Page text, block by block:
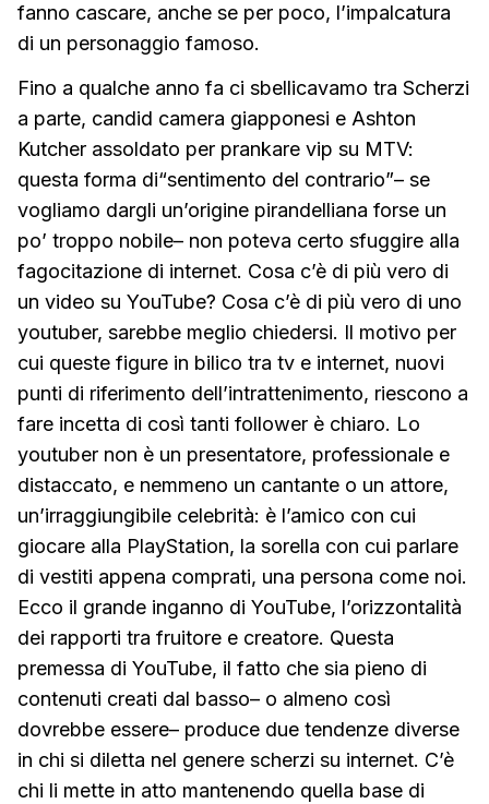
fanno cascare, anche se per poco, l’impalcatura
di un personaggio famoso.
Fino a qualche anno fa ci sbellicavamo tra Scherzi
a parte, candid camera giapponesi e Ashton
Kutcher assoldato per prankare vip su MTV:
questa forma di“sentimento del contrario”– se
vogliamo dargli un’origine pirandelliana forse un
po’ troppo nobile– non poteva certo sfuggire alla
fagocitazione di internet. Cosa c’è di più vero di
un video su YouTube? Cosa c’è di più vero di uno
youtuber, sarebbe meglio chiedersi. Il motivo per
cui queste figure in bilico tra tv e internet, nuovi
punti di riferimento dell’intrattenimento, riescono a
fare incetta di così tanti follower è chiaro. Lo
youtuber non è un presentatore, professionale e
distaccato, e nemmeno un cantante o un attore,
un’irraggiungibile celebrità: è l’amico con cui
giocare alla PlayStation, la sorella con cui parlare
di vestiti appena comprati, una persona come noi.
Ecco il grande inganno di YouTube, l’orizzontalità
dei rapporti tra fruitore e creatore. Questa
premessa di YouTube, il fatto che sia pieno di
contenuti creati dal basso– o almeno così
dovrebbe essere– produce due tendenze diverse
in chi si diletta nel genere scherzi su internet. C’è
chi li mette in atto mantenendo quella base di